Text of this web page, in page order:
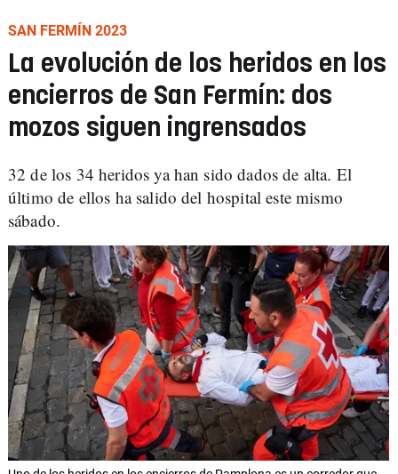
SAN FERMÍN 2023
La evolución de los heridos en los
encierros de San Fermín: dos
mozos siguen ingrensados
32 de los 34 heridos ya han sido dados de alta. El
último de ellos ha salido del hospital este mismo
sábado.